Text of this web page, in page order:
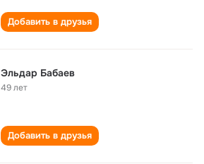
Добавить в друзья
Эльдар Бабаев
49 лет
Добавить в друзья